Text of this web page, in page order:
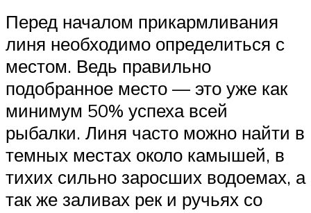
Перед началом прикармливания
линя необходимо определиться с
местом. Ведь правильно
подобранное место — это уже как
минимум 50% успеха всей
рыбалки. Линя часто можно найти в
темных местах около камышей, в
тихих сильно заросших водоемах, а
так же заливах рек и ручьях со